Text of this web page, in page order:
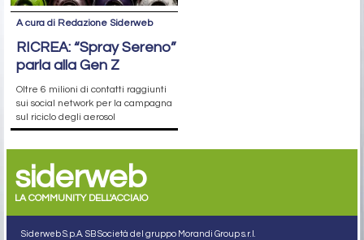
A cura di Redazione Siderweb
RICREA: “Spray Sereno”
parla alla Gen Z
Oltre 6 milioni di contatti raggiunti
sui social network per la campagna
sul riciclo degli aerosol
siderweb
LA COMMUNITY DELL'ACCIAIO
Siderweb S.p.A. SB Società del gruppo Morandi Group s.r.l.